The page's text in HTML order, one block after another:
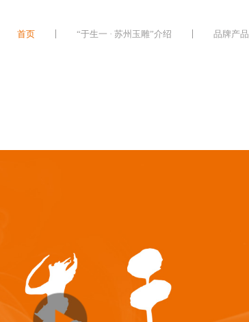
首页 “于生一 · 苏州玉雕”介绍 品牌产品